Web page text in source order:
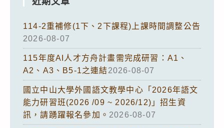
114-2重補修(1下、2下課程)上課時間調整公告
2026-08-07
115年度AI人才方舟計畫需完成研習：A1、
A2、A3、B5-1之連結2026-08-07
國立中山大學外國語文教學中心「2026年語文
能力研習班(2026 /09 ~ 2026/12)」招生資
訊，請踴躍報名參加。 2026-08-07